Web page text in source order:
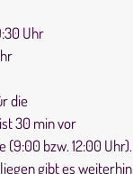
Uhr
die
30 min vor
(9:00 bzw. 12:00 Uhr).
gibt es weiterhin